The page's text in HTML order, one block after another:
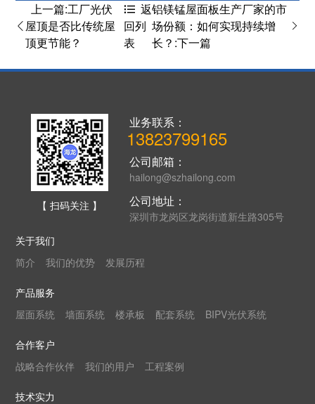
上一篇:工厂光伏
屋顶是否比传统屋
顶更节能？
返
回列
表
铝镁锰屋面板生产厂家的市
场份额：如何实现持续增
长？:下一篇
【 扫码关注 】
业务联系：
13823799165
公司邮箱：
hailong@szhailong.com
公司地址：
深圳市龙岗区龙岗街道新生路305号
关于我们
简介
我们的优势 发展历程
产品服务
屋面系统
墙面系统 楼承板 配套系统 BIPV光伏系统
合作客户
战略合作伙伴
我们的用户 工程案例
技术实力